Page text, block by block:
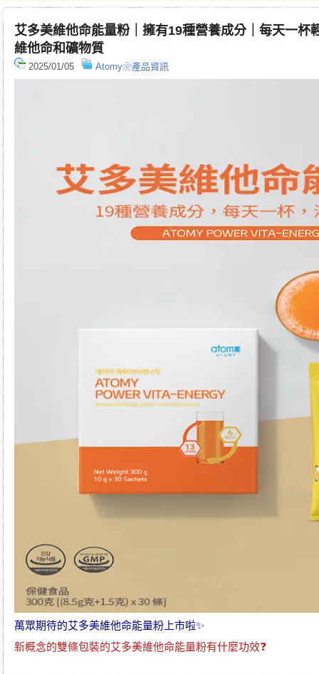
艾多美維他命能量粉｜擁有19種營養成分｜每天一杯
維他命和礦物質
2025/01/05 Atomy❀產品資訊
萬眾期待的艾多美維他命能量粉 上市啦✨
新概念的雙條包裝的艾多美維他命能量粉有什麼功效❓